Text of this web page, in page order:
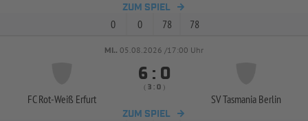
ZUM SPIEL
0 0 78 78
MI.. 05.08.2026 /17:00 Uhr
FC Rot-Weiß Erfurt
 : 
(  :  )
SV Tasmania Berlin
ZUM SPIEL